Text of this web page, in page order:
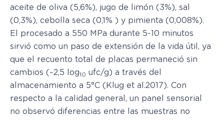
aceite de oliva (5,6%), jugo de limón (3%), sal
(0,3%), cebolla seca (0,1% ) y pimienta (0,008%).
El procesado a 550 MPa durante 5-10 minutos
sirvió como un paso de extensión de la vida útil, ya
que el recuento total de placas permaneció sin
cambios (~2,5 log10 ufc/g) a través del
almacenamiento a 5°C (Klug et al.2017). Con
respecto a la calidad general, un panel sensorial
no observó diferencias entre las muestras no